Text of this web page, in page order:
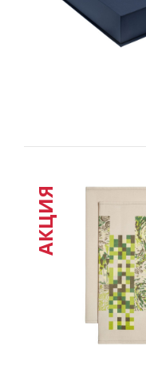
АКЦИЯ